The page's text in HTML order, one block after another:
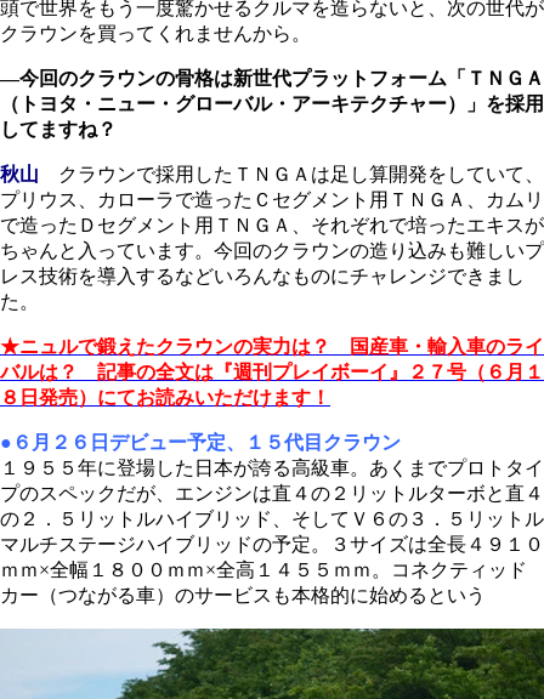
頭で世界をもう一度驚かせるクルマを造らないと、次の世代が
クラウンを買ってくれませんから。
―今回のクラウンの骨格は新世代プラットフォーム「ＴＮＧＡ
（トヨタ・ニュー・グローバル・アーキテクチャー）」を採用
してますね？
秋山 クラウンで採用したＴＮＧＡは足し算開発をしていて、
プリウス、カローラで造ったＣセグメント用ＴＮＧＡ、カムリ
で造ったＤセグメント用ＴＮＧＡ、それぞれで培ったエキスが
ちゃんと入っています。今回のクラウンの造り込みも難しいプ
レス技術を導入するなどいろんなものにチャレンジできまし
た。
★ニュルで鍛えたクラウンの実力は？ 国産車・輸入車のライ
バルは？ 記事の全文は『週刊プレイボーイ』２７号（６月１
８日発売）にてお読みいただけます！
●６月２６日デビュー予定、１５代目クラウン
１９５５年に登場した日本が誇る高級車。あくまでプロトタイ
プのスペックだが、エンジンは直４の２リットルターボと直４
の２．５リットルハイブリッド、そしてＶ６の３．５リットル
マルチステージハイブリッドの予定。３サイズは全長４９１０
ｍｍ×全幅１８００ｍｍ×全高１４５５ｍｍ。コネクティッド
カー（つながる車）のサービスも本格的に始めるという